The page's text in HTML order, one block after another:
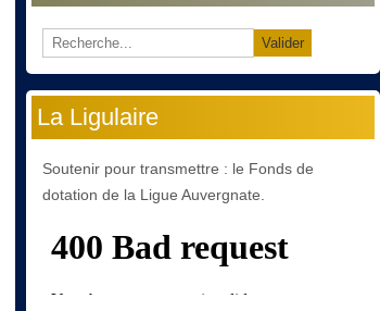
Valider
La Ligulaire
Soutenir pour transmettre : le Fonds de
dotation de la Ligue Auvergnate.